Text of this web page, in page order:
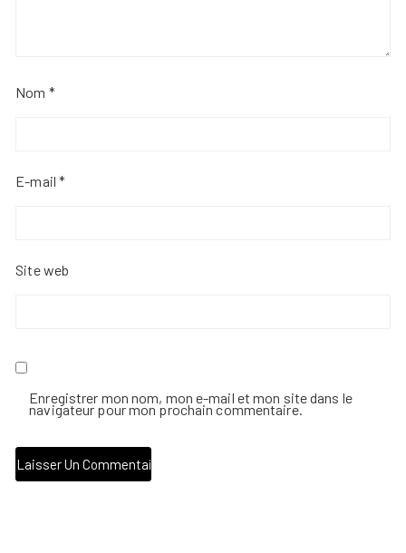
Nom *
E-mail*
Site web
Enregistrer mon nom, mon e-mail et mon site dans le
navigateur pour mon prochain commentaire.